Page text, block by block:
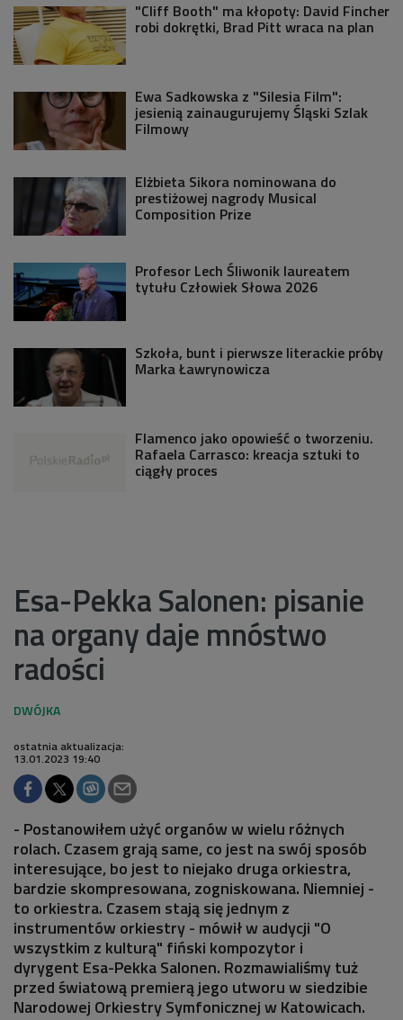
"Cliff Booth" ma kłopoty: David Fincher
robi dokrętki, Brad Pitt wraca na plan
Ewa Sadkowska z "Silesia Film":
jesienią zainaugurujemy Śląski Szlak
Filmowy
Elżbieta Sikora nominowana do
prestiżowej nagrody Musical
Composition Prize
Profesor Lech Śliwonik laureatem
tytułu Człowiek Słowa 2026
Szkoła, bunt i pierwsze literackie próby
Marka Ławrynowicza
Flamenco jako opowieść o tworzeniu.
Rafaela Carrasco: kreacja sztuki to
ciągły proces
Esa-Pekka Salonen: pisanie
na organy daje mnóstwo
radości
ostatnia aktualizacja:
13.01.2023 19:40
- Postanowiłem użyć organów w wielu różnych
rolach. Czasem grają same, co jest na swój sposób
interesujące, bo jest to niejako druga orkiestra,
bardzie skompresowana, zogniskowana. Niemniej -
to orkiestra. Czasem stają się jednym z
instrumentów orkiestry - mówił w audycji "O
wszystkim z kulturą" fiński kompozytor i
dyrygent Esa-Pekka Salonen. Rozmawialiśmy tuż
przed światową premierą jego utworu w siedzibie
Narodowej Orkiestry Symfonicznej w Katowicach.